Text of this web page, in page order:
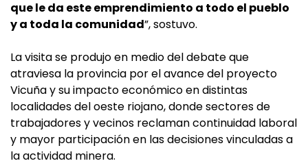
que le da este emprendimiento a todo el pueblo
y a toda la comunidad”, sostuvo.
La visita se produjo en medio del debate que
atraviesa la provincia por el avance del proyecto
Vicuña y su impacto económico en distintas
localidades del oeste riojano, donde sectores de
trabajadores y vecinos reclaman continuidad laboral
y mayor participación en las decisiones vinculadas a
la actividad minera.